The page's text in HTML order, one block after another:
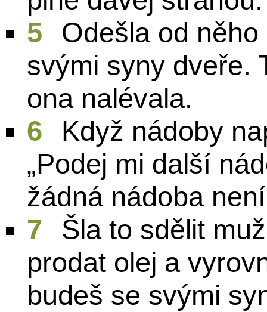
5
Odešla od
svými syny dveře.
ona nalévala.
6
Když nádoby
„Podej mi další
žádná nádoba
7
Šla to sdělit
prodat olej a
budeš se svými